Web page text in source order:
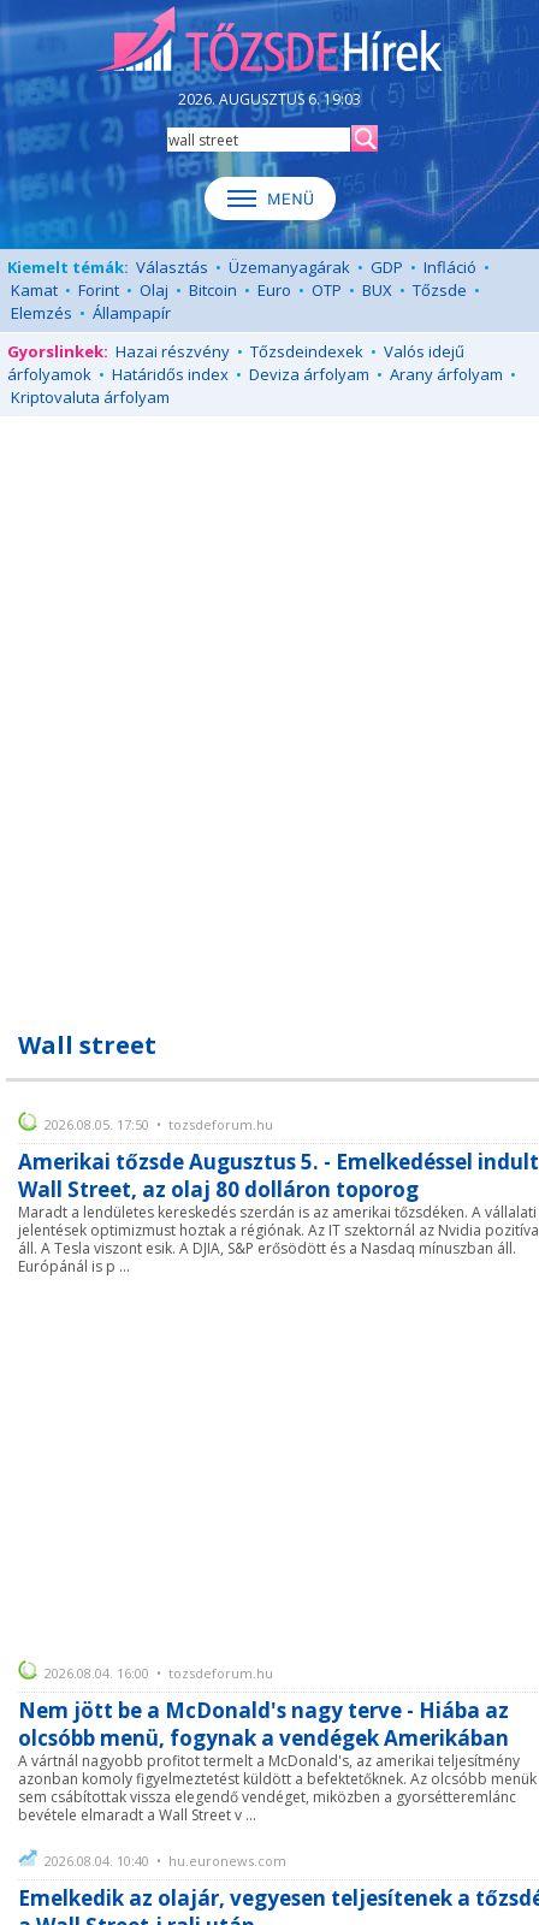
2026. AUGUSZTUS 6. 19:03
Kiemelt témák: Választás • Üzemanyagárak • GDP • Infláció •
Kamat • Forint • Olaj • Bitcoin • Euro • OTP • BUX • Tőzsde •
Elemzés • Állampapír
Gyorslinkek: Hazai részvény • Tőzsdeindexek • Valós idejű
árfolyamok • Határidős index • Deviza árfolyam • Arany árfolyam •
Kriptovaluta árfolyam
Wall street
2026.08.05. 17:50 • tozsdeforum.hu
Amerikai tőzsde Augusztus 5. - Emelkedéssel
Wall Street, az olaj 80 dolláron toporog
Maradt a lendületes kereskedés szerdán is az amerikai tőzsdéken. A vállalati
jelentések optimizmust hoztak a régiónak. Az IT szektornál az Nvidia
áll. A Tesla viszont esik. A DJIA, S&P erősödött és a Nasdaq mínuszban áll.
Európánál is p ...
2026.08.04. 16:00 • tozsdeforum.hu
Nem jött be a McDonald's nagy terve - Hiába az
olcsóbb menü, fogynak a vendégek Amerikában
A vártnál nagyobb profitot termelt a McDonald's, az amerikai teljesítmény
azonban komoly figyelmeztetést küldött a befektetőknek. Az olcsóbb menük
sem csábítottak vissza elegendő vendéget, miközben a gyorsétteremlánc
bevétele elmaradt a Wall Street v ...
2026.08.04. 10:40 • hu.euronews.com
Emelkedik az olajár, vegyesen teljesítenek a